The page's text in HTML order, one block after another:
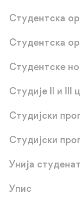
Студентска
Студентска
Студентске
Студије II и III
Студијски
Студијски
Унија
Упис